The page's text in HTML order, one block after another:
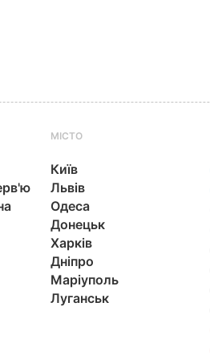
МІСТО
Київ
Львів
Одеса
Донецьк
Харків
Дніпро
Маріуполь
Луганськ